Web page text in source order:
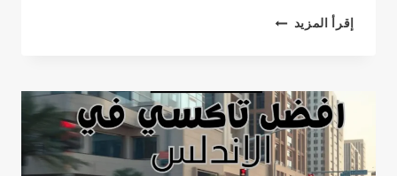
إقرأ المزيد تاكسي
موثوقة
وسريعة
في
الكويت
مع